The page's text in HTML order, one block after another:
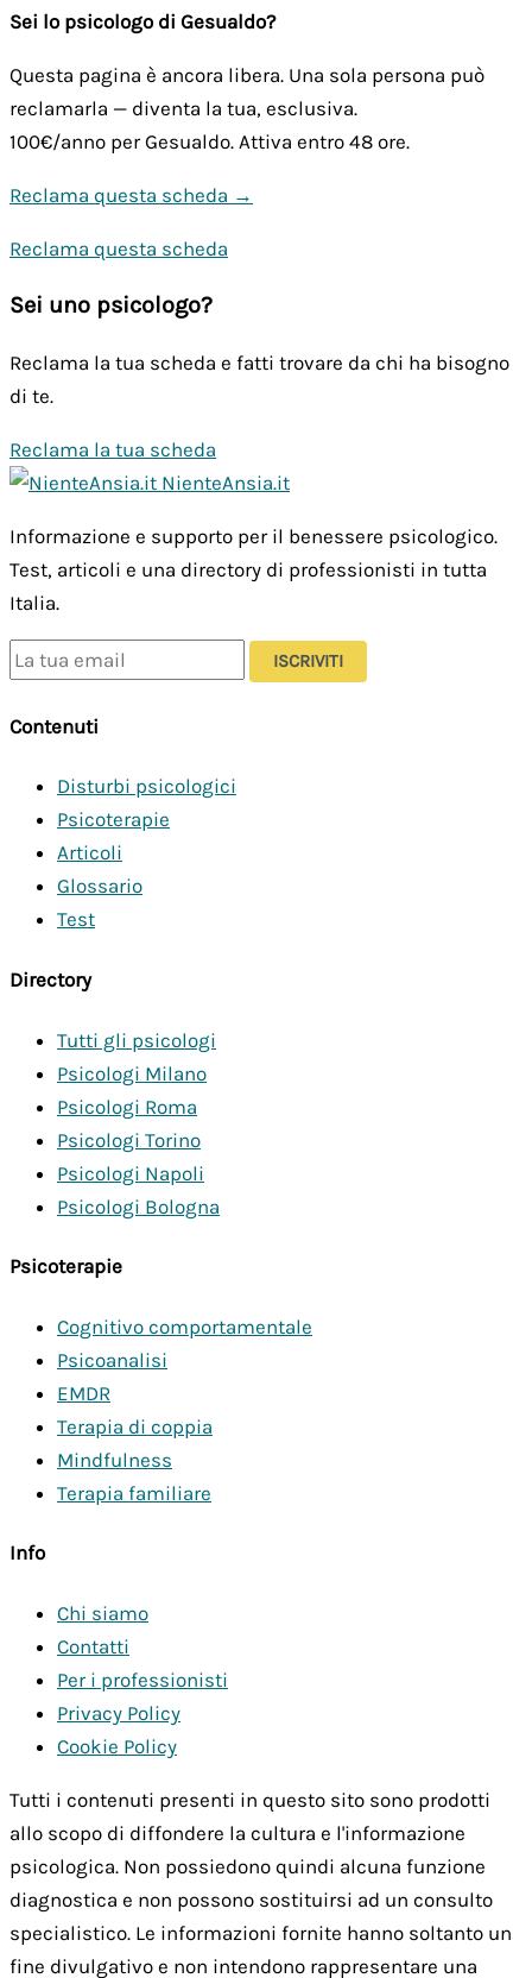
Sei lo psicologo di Gesualdo?
Questa pagina è ancora libera. Una sola persona può
reclamarla — diventa la tua, esclusiva.
100€/anno per Gesualdo. Attiva entro 48 ore.
Reclama questa scheda →
Reclama questa scheda
Sei uno psicologo?
Reclama la tua scheda e fatti trovare da chi ha bisogno
di te.
Reclama la tua scheda
NienteAnsia.it
Informazione e supporto per il benessere psicologico.
Test, articoli e una directory di professionisti in tutta
Italia.
ISCRIVITI
Contenuti
Disturbi psicologici
Psicoterapie
Articoli
Glossario
Test
Directory
Tutti gli psicologi
Psicologi Milano
Psicologi Roma
Psicologi Torino
Psicologi Napoli
Psicologi Bologna
Psicoterapie
Cognitivo comportamentale
Psicoanalisi
EMDR
Terapia di coppia
Mindfulness
Terapia familiare
Info
Chi siamo
Contatti
Per i professionisti
Privacy Policy
Cookie Policy
Tutti i contenuti presenti in questo sito sono prodotti
allo scopo di diffondere la cultura e l'informazione
psicologica. Non possiedono quindi alcuna funzione
diagnostica e non possono sostituirsi ad un consulto
specialistico. Le informazioni fornite hanno soltanto un
fine divulgativo e non intendono rappresentare una